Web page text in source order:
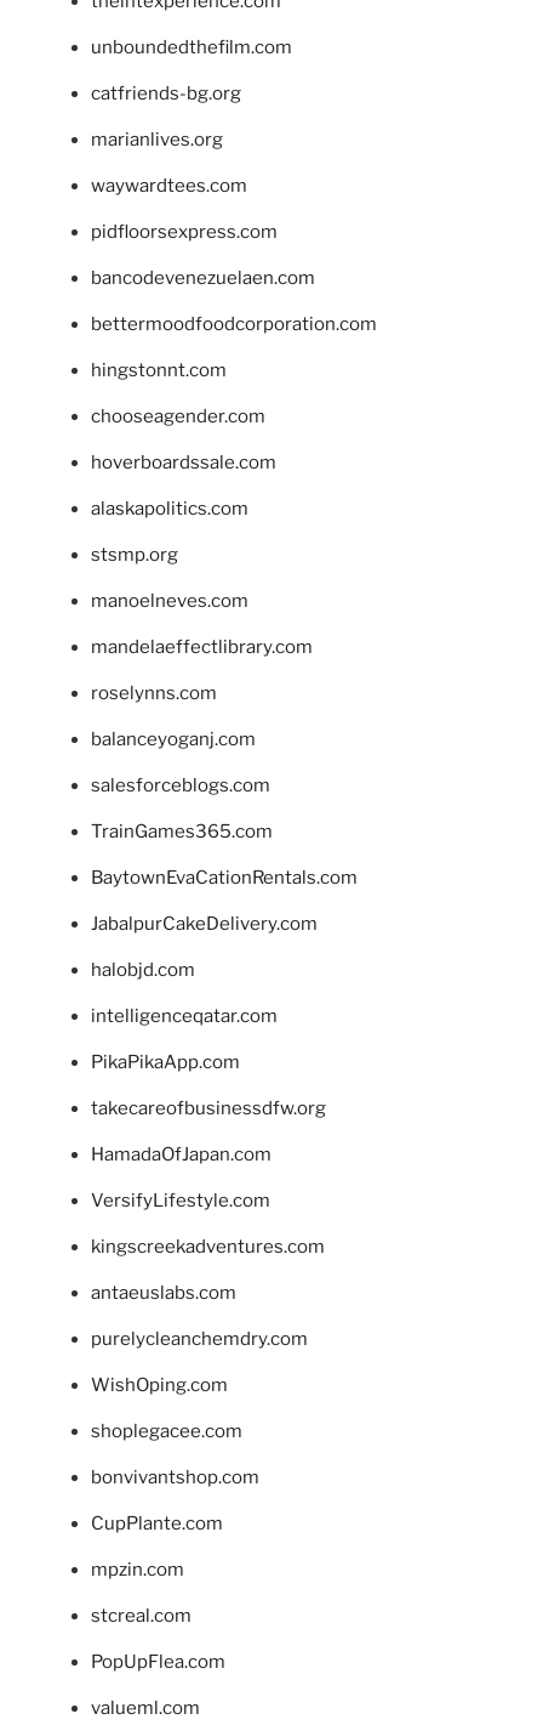
unboundedthefilm.com
catfriends-bg.org
marianlives.org
waywardtees.com
pidfloorsexpress.com
bancodevenezuelaen.com
bettermoodfoodcorporation.com
hingstonnt.com
chooseagender.com
hoverboardssale.com
alaskapolitics.com
stsmp.org
manoelneves.com
mandelaeffectlibrary.com
roselynns.com
balanceyoganj.com
salesforceblogs.com
TrainGames365.com
BaytownEvaCationRentals.com
JabalpurCakeDelivery.com
halobjd.com
intelligenceqatar.com
PikaPikaApp.com
takecareofbusinessdfw.org
HamadaOfJapan.com
VersifyLifestyle.com
kingscreekadventures.com
antaeuslabs.com
purelycleanchemdry.com
WishOping.com
shoplegacee.com
bonvivantshop.com
CupPlante.com
mpzin.com
stcreal.com
PopUpFlea.com
valueml.com